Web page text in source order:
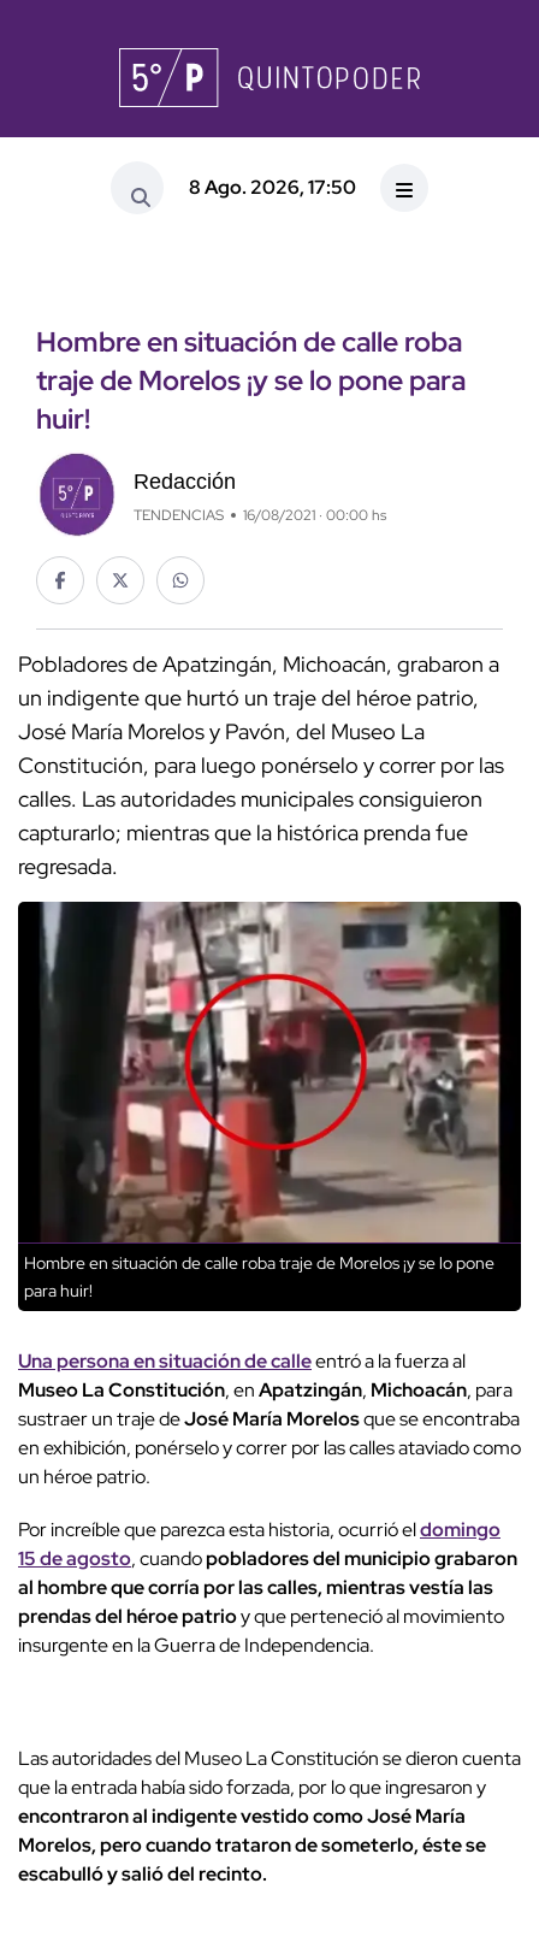
8 Ago. 2026, 17:50
Hombre en situación de calle roba
traje de Morelos ¡y se lo pone para
huir!
Redacción
TENDENCIAS 16/08/2021 · 00:00 hs
Pobladores de Apatzingán, Michoacán, grabaron a
un indigente que hurtó un traje del héroe patrio,
José María Morelos y Pavón, del Museo La
Constitución, para luego ponérselo y correr por las
calles. Las autoridades municipales consiguieron
capturarlo; mientras que la histórica prenda fue
regresada.
Hombre en situación de calle roba traje de Morelos ¡y se lo pone
para huir!
Una persona en situación de calleentró a la fuerza al
Museo La Constitución, enApatzingán, Michoacán, para
sustraer un traje deJosé María Morelosque se encontraba
en exhibición, ponérselo y correr por las calles ataviado como
un héroe patrio.
Por increíble que parezca esta historia, ocurrió eldomingo
15 de agosto, cuandopobladores del municipio grabaron
al hombre que corría por las calles, mientras vestía las
prendas del héroe patrioy que perteneció al movimiento
insurgente en la Guerra de Independencia.
Las autoridades del Museo La Constitución se dieron cuenta
que la entrada había sido forzada, por lo que ingresaron y
encontraron al indigente vestido como José María
Morelos, pero cuando trataron de someterlo, éste se
escabulló y salió del recinto.